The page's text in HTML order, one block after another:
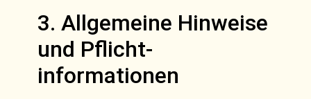
3. Allgemeine Hinweise
und Pflicht­
informationen